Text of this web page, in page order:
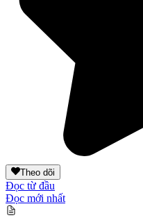
Theo dõi
Đọc từ đầu
Đọc mới nhất